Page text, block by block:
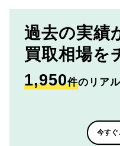
過去の実績
買取相場を
1,950件のリア
今すぐ